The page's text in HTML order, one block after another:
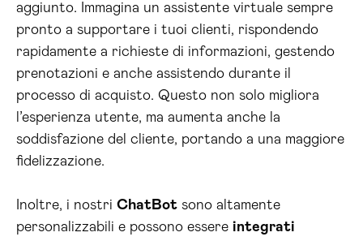
aggiunto. Immagina un assistente virtuale sempre
pronto a supportare i tuoi clienti, rispondendo
rapidamente a richieste di informazioni, gestendo
prenotazioni e anche assistendo durante il
processo di acquisto. Questo non solo migliora
l’esperienza utente, ma aumenta anche la
soddisfazione del cliente, portando a una maggiore
fidelizzazione.
Inoltre, i nostri ChatBot sono altamente
personalizzabili e possono essere integrati